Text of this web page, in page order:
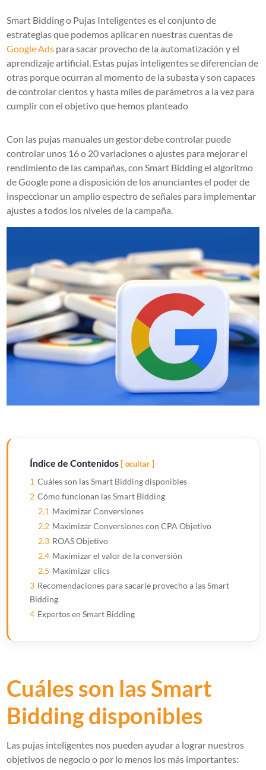
Smart Bidding o Pujas Inteligentes es el conjunto de
estrategias que podemos aplicar en nuestras cuentas de
Google Ads para sacar provecho de la automatización y el
aprendizaje artificial. Estas pujas inteligentes se diferencian de
otras porque ocurran al momento de la subasta y son capaces
de controlar cientos y hasta miles de parámetros a la vez para
cumplir con el objetivo que hemos planteado
Con las pujas manuales un gestor debe controlar puede
controlar unos 16 o 20 variaciones o ajustes para mejorar el
rendimiento de las campañas, con Smart Bidding el algoritmo
de Google pone a disposición de los anunciantes el poder de
inspeccionar un amplio espectro de señales para implementar
ajustes a todos los niveles de la campaña.
Índice de Contenidos ocultar
1 Cuáles son las Smart Bidding disponibles
2 Cómo funcionan las Smart Bidding
2.1 Maximizar Conversiones
2.2 Maximizar Conversiones con CPA Objetivo
2.3 ROAS Objetivo
2.4 Maximizar el valor de la conversión
2.5 Maximizar clics
3 Recomendaciones para sacarle provecho a las Smart
Bidding
4 Expertos en Smart Bidding
Cuáles son las Smart
Bidding disponibles
Las pujas inteligentes nos pueden ayudar a lograr nuestros
objetivos de negocio o por lo menos los más importantes: